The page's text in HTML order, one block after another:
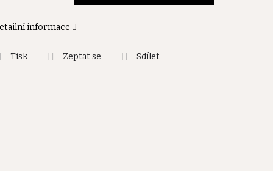
informace
Tisk Zeptat se Sdílet